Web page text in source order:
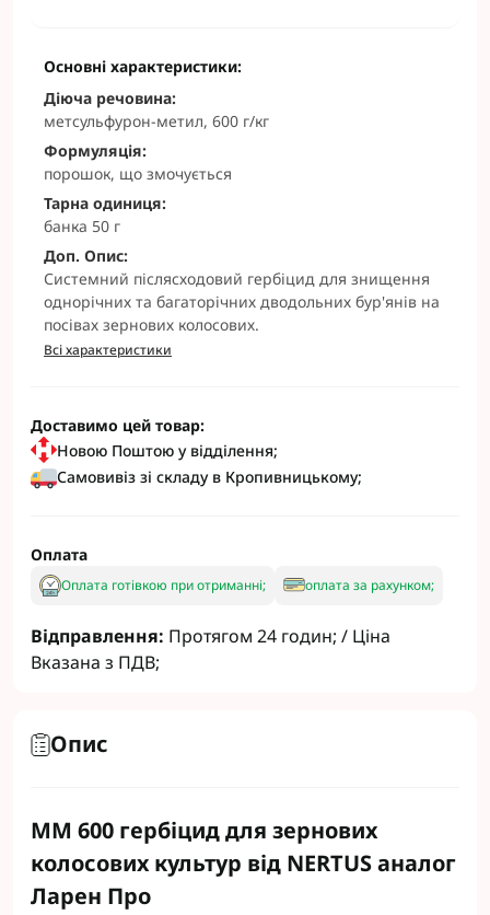
Основні характеристики:
Діюча речовина:
метсульфурон-метил, 600 г/кг
Формуляція:
порошок, що змочується
Тарна одиниця:
банка 50 г
Доп. Опис:
Системний післясходовий гербіцид для знищення
однорічних та багаторічних дводольних бур'янів на
посівах зернових колосових.
Всі характеристики
Доставимо цей товар:
Новою Поштою у відділення;
Самовивіз зі складу в Кропивницькому;
Оплата
Оплата готівкою при отриманні; оплата за рахунком;
Відправлення: Протягом 24 годин; / Ціна
Вказана з ПДВ;
Опис
ММ 600 гербіцид для зернових
колосових культур від NERTUS аналог
Ларен Про